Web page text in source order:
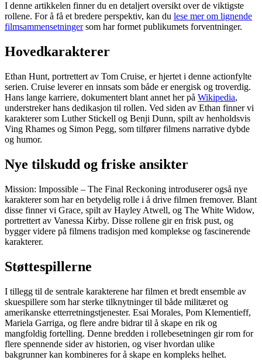
I denne artikkelen finner du en detaljert oversikt over de viktigste
rollene. For å få et bredere perspektiv, kan du lese mer om lignende
filmsammensetningersom har formet publikumets forventninger.
Hovedkarakterer
Ethan Hunt, portrettert av Tom Cruise, er hjertet i denne actionfylte
serien. Cruise leverer en innsats som både er energisk og troverdig.
Hans lange karriere, dokumentert blant annet her på Wikipedia,
understreker hans dedikasjon til rollen. Ved siden av Ethan finner vi
karakterer som Luther Stickell og Benji Dunn, spilt av henholdsvis
Ving Rhames og Simon Pegg, som tilfører filmens narrative dybde
og humor.
Nye tilskudd og friske ansikter
Mission: Impossible – The Final Reckoning introduserer også nye
karakterer som har en betydelig rolle i å drive filmen fremover. Blant
disse finner vi Grace, spilt av Hayley Atwell, og The White Widow,
portrettert av Vanessa Kirby. Disse rollene gir en frisk pust, og
bygger videre på filmens tradisjon med komplekse og fascinerende
karakterer.
Støttespillerne
I tillegg til de sentrale karakterene har filmen et bredt ensemble av
skuespillere som har sterke tilknytninger til både militæret og
amerikanske etterretningstjenester. Esai Morales, Pom Klementieff,
Mariela Garriga, og flere andre bidrar til å skape en rik og
mangfoldig fortelling. Denne bredden i rollebesetningen gir rom for
flere spennende sider av historien, og viser hvordan ulike
bakgrunner kan kombineres for å skape en kompleks helhet.